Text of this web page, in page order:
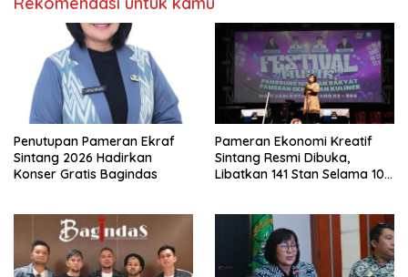
Penutupan Pameran Ekraf
Sintang 2026 Hadirkan
Konser Gratis Bagindas
Pameran Ekonomi Kreatif
Sintang Resmi Dibuka,
Libatkan 141 Stan Selama 10